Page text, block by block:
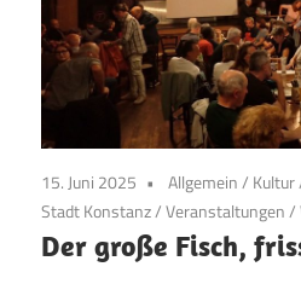
15. Juni 2025 Allgemein/ Kultur
Stadt Konstanz/Veranstaltungen/
Der große Fisch,